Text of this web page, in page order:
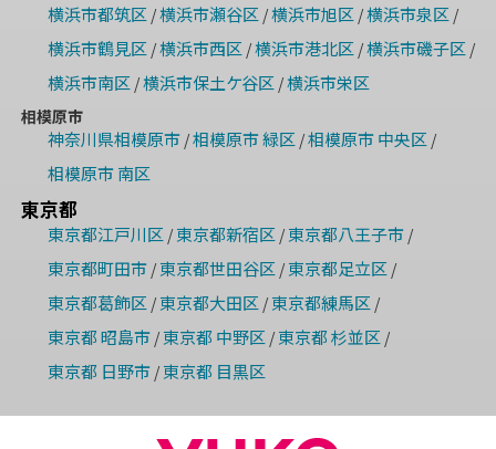
横浜市都筑区 /横浜市瀬谷区 /横浜市旭区 /横浜市泉区 /
横浜市鶴見区 /横浜市西区 /横浜市港北区 /横浜市磯子区 /
横浜市南区 /横浜市保土ケ谷区 /横浜市栄区
相模原市
神奈川県相模原市/相模原市 緑区 /相模原市 中央区 /
相模原市 南区
東京都
東京都江戸川区 / 東京都新宿区 / 東京都八王子市/
東京都町田市/ 東京都世田谷区 / 東京都足立区 /
東京都葛飾区 / 東京都大田区 / 東京都練馬区 /
東京都 昭島市/ 東京都 中野区 / 東京都 杉並区 /
東京都 日野市/ 東京都 目黒区